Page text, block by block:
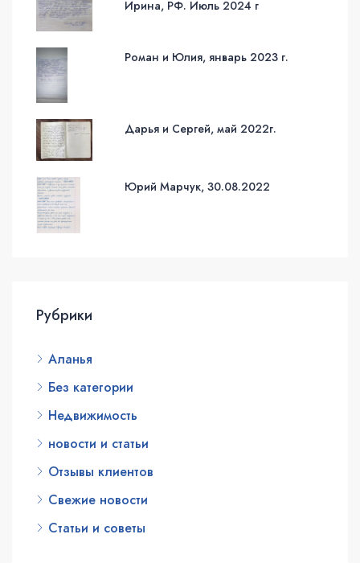
Ирина, РФ. Июль 2024 г
Роман и Юлия, январь 2023 г.
Дарья и Сергей, май 2022г.
Юрий Марчук, 30.08.2022
Рубрики
Аланья
Без категории
Недвижимость
новости и статьи
Отзывы клиентов
Свежие новости
Статьи и советы